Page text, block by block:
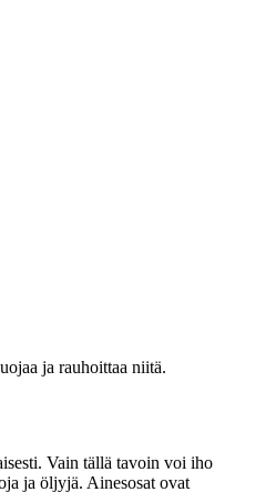
ja rauhoittaa niitä.
Vain tällä tavoin voi iho
ja öljyjä. Ainesosat ovat